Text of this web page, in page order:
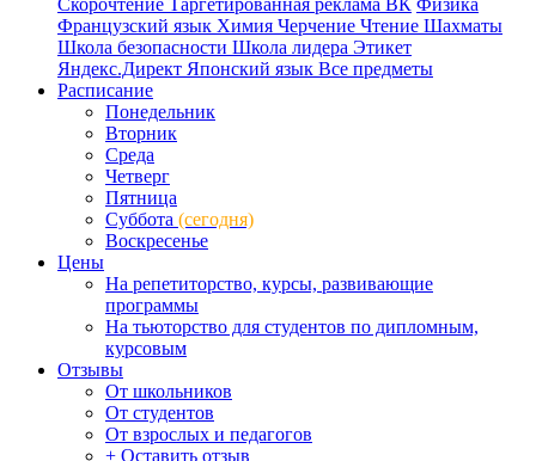
Скорочтение Таргетированная реклама ВК Физика
Французский язык Химия Черчение Чтение Шахматы
Школа безопасности Школа лидера Этикет
Яндекс.Директ Японский язык Все предметы
Расписание
Понедельник
Вторник
Среда
Четверг
Пятница
Суббота (сегодня)
Воскресенье
Цены
На репетиторство, курсы, развивающие
программы
На тьюторство для студентов по дипломным,
курсовым
Отзывы
От школьников
От студентов
От взрослых и педагогов
+ Оставить отзыв